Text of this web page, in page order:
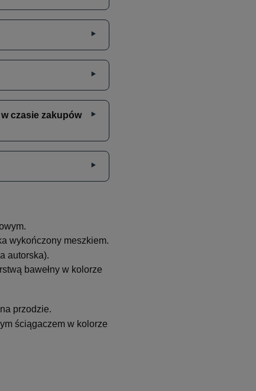
czasie zakupów
wykończony meszkiem.
autorska).
bawełny w kolorze
przodzie.
ściągaczem w kolorze